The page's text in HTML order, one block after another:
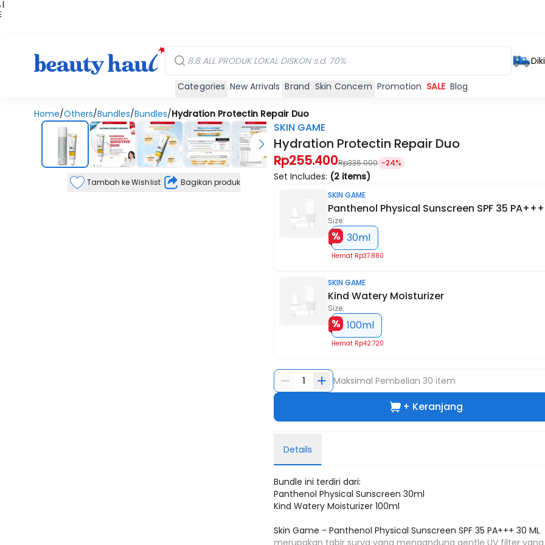
|
Categories New Arrivals Brand Skin Concern Promotion SALE Blog
Home/Others/Bundles/Bundles/Hydration Protectin Repair Duo
Tambah ke Wishlist Bagikan produk
SKIN GAME
Hydration Protectin Repair Duo
Rp255.400Rp336.000 -24%
Set Includes: (2 items)
SKIN GAME
Panthenol Physical Sunscreen SPF 35 PA+++
Size:
30ml
Hemat Rp37.880
SKIN GAME
Kind Watery Moisturizer
Size:
100ml
Hemat Rp42.720
1 Maksimal Pembelian30 item
+ Keranjang
Details
Bundle ini terdiri dari:
Panthenol Physical Sunscreen 30ml
Kind Watery Moisturizer 100ml
Skin Game - Panthenol Physical Sunscreen SPF 35 PA+++ 30 ML
merupakan tabir surya yang mengandung gentle UV filter